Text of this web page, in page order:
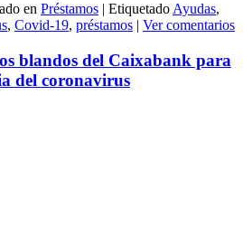
en Préstamos | Etiquetado Ayudas,
, Covid-19, préstamos | Ver comentarios
blandos del Caixabank para
del coronavirus